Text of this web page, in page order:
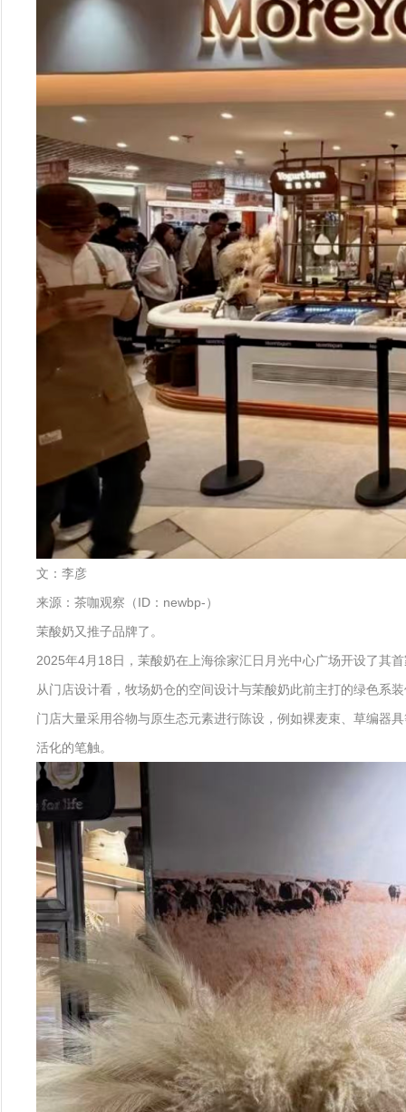
文：李彦
来源：茶咖观察（ID：newbp-）
茉酸奶又推子品牌了。
2025年4月18日，茉酸奶在上海徐家汇日月光中心广场开设了其
从门店设计看，牧场奶仓的空间设计与茉酸奶此前主打的绿色系
门店大量采用谷物与原生态元素进行陈设，例如裸麦束、草编器
活化的笔触。